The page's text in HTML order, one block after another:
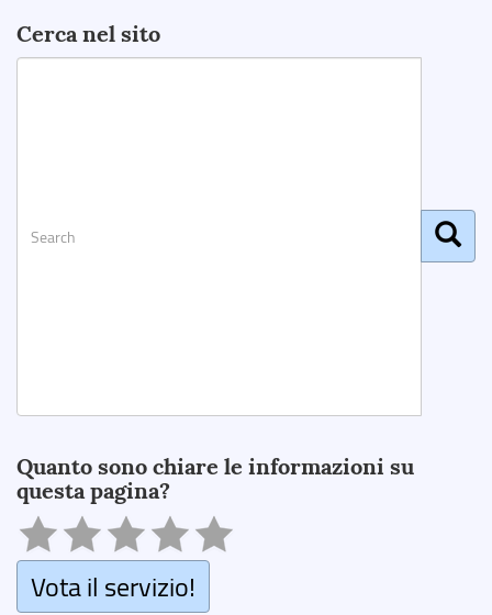
Cerca nel sito
Quanto sono chiare le informazioni su
questa pagina?
Vota il servizio!